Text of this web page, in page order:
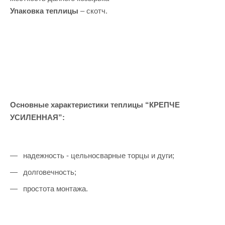
Упаковка теплицы – скотч.
Основные характеристики теплицы “КРЕПЧЕ
УСИЛЕННАЯ”:
надежность - цельносварные торцы и дуги;
долговечность;
простота монтажа.